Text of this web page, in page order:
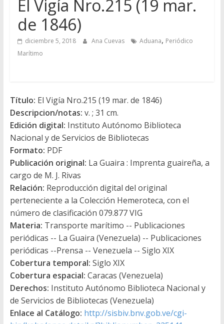
El Vigía Nro.215 (19 mar.
de 1846)
diciembre 5, 2018 Ana Cuevas Aduana, Periódico
Marítimo
Título: El Vigía Nro.215 (19 mar. de 1846)
Descripcion/notas: v. ; 31 cm.
Edición digital: Instituto Autónomo Biblioteca
Nacional y de Servicios de Bibliotecas
Formato: PDF
Publicación original: La Guaira : Imprenta guaireña, a
cargo de M. J. Rivas
Relación: Reproducción digital del original
perteneciente a la Colección Hemeroteca, con el
número de clasificación 079.877 VIG
Materia: Transporte marítimo -- Publicaciones
periódicas -- La Guaira (Venezuela) -- Publicaciones
periódicas --Prensa -- Venezuela -- Siglo XIX
Cobertura temporal: Siglo XIX
Cobertura espacial: Caracas (Venezuela)
Derechos: Instituto Autónomo Biblioteca Nacional y
de Servicios de Bibliotecas (Venezuela)
Enlace al Catálogo: http://sisbiv.bnv.gob.ve/cgi-